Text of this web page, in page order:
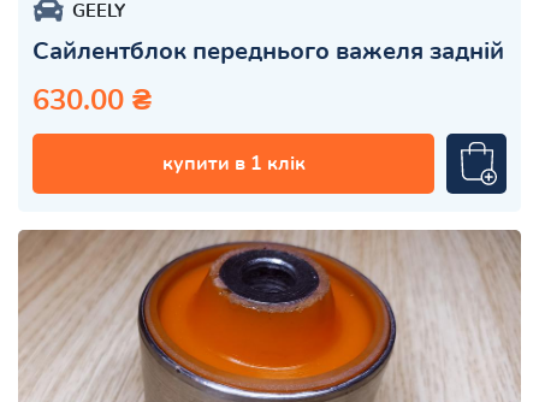
GEELY
Сайлентблок переднього важеля задній
630.00 ₴
купити в 1 клік